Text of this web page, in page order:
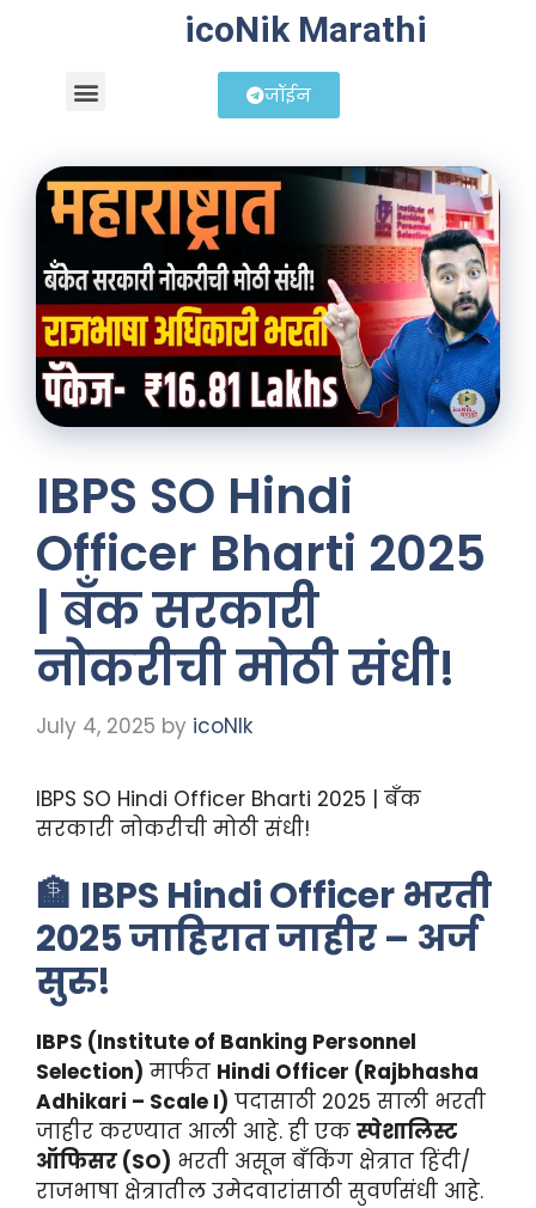
icoNik Marathi
जॉईन
IBPS SO Hindi
Officer Bharti 2025
| बँक सरकारी
नोकरीची मोठी संधी!
July 4, 2025 by icoNIk
IBPS SO Hindi Officer Bharti 2025 | बँक
सरकारी नोकरीची मोठी संधी!
🏦 IBPS Hindi Officer भरती
2025 जाहिरात जाहीर – अर्ज
सुरु!
IBPS (Institute of Banking Personnel
Selection) मार्फत Hindi Officer (Rajbhasha
Adhikari – Scale I) पदासाठी 2025 साली भरती
जाहीर करण्यात आली आहे. ही एक स्पेशालिस्ट
ऑफिसर (SO) भरती असून बँकिंग क्षेत्रात हिंदी/
राजभाषा क्षेत्रातील उमेदवारांसाठी सुवर्णसंधी आहे.